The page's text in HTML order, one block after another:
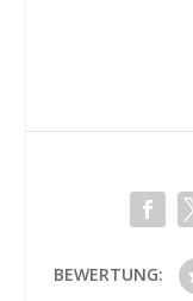
BEWERTUNG: